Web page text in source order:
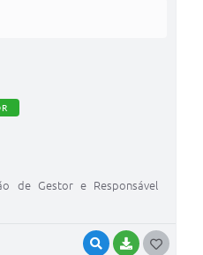
VISUALIZAR
BAIXAR
de Gestor e Responsável